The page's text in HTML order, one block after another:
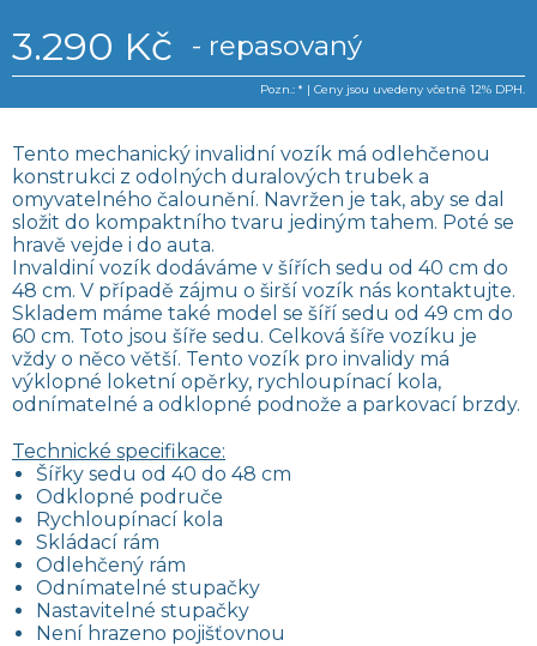
3.290 Kč
- repasovaný
Pozn.: * | Ceny jsou uvedeny včetně 12% DPH.
Tento mechanický invalidní vozík má odlehčenou
konstrukci z odolných duralových trubek a
omyvatelného čalounění. Navržen je tak, aby se dal
složit do kompaktního tvaru jediným tahem. Poté se
hravě vejde i do auta.
Invaldiní vozík dodáváme v šířích sedu od 40 cm do
48 cm. V případě zájmu o širší vozík nás kontaktujte.
Skladem máme také model se šíří sedu od 49 cm do
60 cm. Toto jsou šíře sedu. Celková šíře vozíku je
vždy o něco větší. Tento vozík pro invalidy má
výklopné loketní opěrky, rychloupínací kola,
odnímatelné a odklopné podnože a parkovací brzdy.
Technické specifikace:
Šířky sedu od 40 do 48 cm
Odklopné područe
Rychloupínací kola
Skládací rám
Odlehčený rám
Odnímatelné stupačky
Nastavitelné stupačky
Není hrazeno pojišťovnou